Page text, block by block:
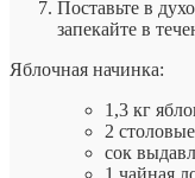
Поставьте в
запекайте в
Яблочная начинка:
1,3 кг
2
сок
1 чайная